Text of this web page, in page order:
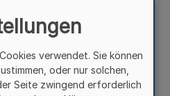
verwendet. Sie können
oder nur solchen,
Seite zwingend erforderlich